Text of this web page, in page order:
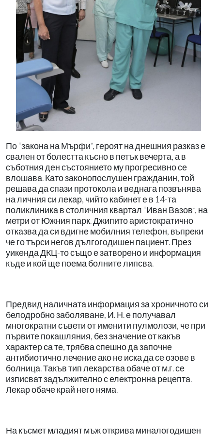
По “закона на Мърфи”, героят на днешния разказ е
свален от болестта късно в петък вечерта, а в
съботния ден състоянието му прогресивно се
влошава. Като законопослушен гражданин, той
решава да спази протокола и веднага позвънява
на личния си лекар, чийто кабинет е в 14-та
поликлиника в столичния квартал “Иван Вазов”, на
метри от Южния парк. Джипито аристократично
отказва да си вдигне мобилния телефон, въпреки
че го търси негов дългогодишен пациент. През
уикенда ДКЦ-то също е затворено и информация
къде и кой ще поема болните липсва.
Предвид наличната информация за хроничното си
белодробно заболяване, И. Н. е получавал
многократни съвети от именити пулмолози, че при
първите покашляния, без значение от какъв
характер са те, трябва спешно да започне
антибиотично лечение ако не иска да се озове в
болница. Такъв тип лекарства обаче от м.г. се
изписват задължително с електронна рецепта.
Лекар обаче край него няма.
На късмет младият мъж открива миналогодишен